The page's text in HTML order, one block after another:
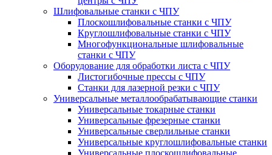
Шлифовальные станки с ЧПУ
Плоскошлифовальные станки с ЧПУ
Круглошлифовальные станки с ЧПУ
Многофункциональные шлифовальные
станки с ЧПУ
Оборудование для обработки листа с ЧПУ
Листогибочные прессы с ЧПУ
Станки для лазерной резки с ЧПУ
Универсальные металлообрабатывающие станки
Универсальные токарные станки
Универсальные фрезерные станки
Универсальные сверлильные станки
Универсальные круглошлифовальные станки
Универсальные плоскошлифовальные